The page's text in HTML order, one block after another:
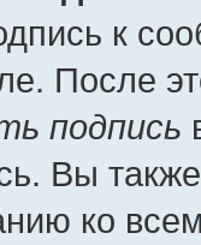
к
После
подпись
Вы
ко